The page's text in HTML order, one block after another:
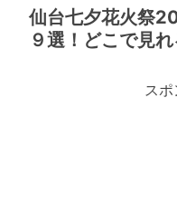
仙台七夕花火祭
９選！どこで見れ
ス